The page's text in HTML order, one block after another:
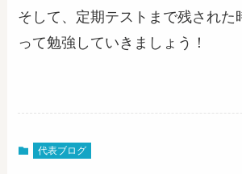
そして、定期テストまで残された
って勉強していきましょう！
代表ブログ